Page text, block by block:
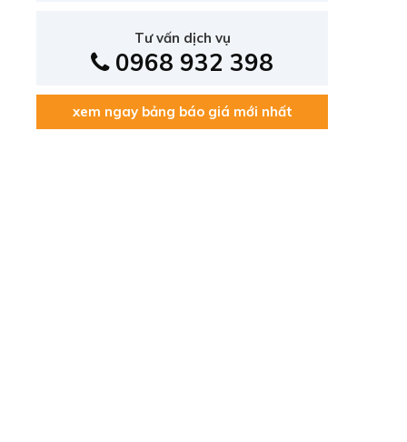
Tư vấn dịch vụ
0968 932 398
xem ngay bảng báo giá mới nhất